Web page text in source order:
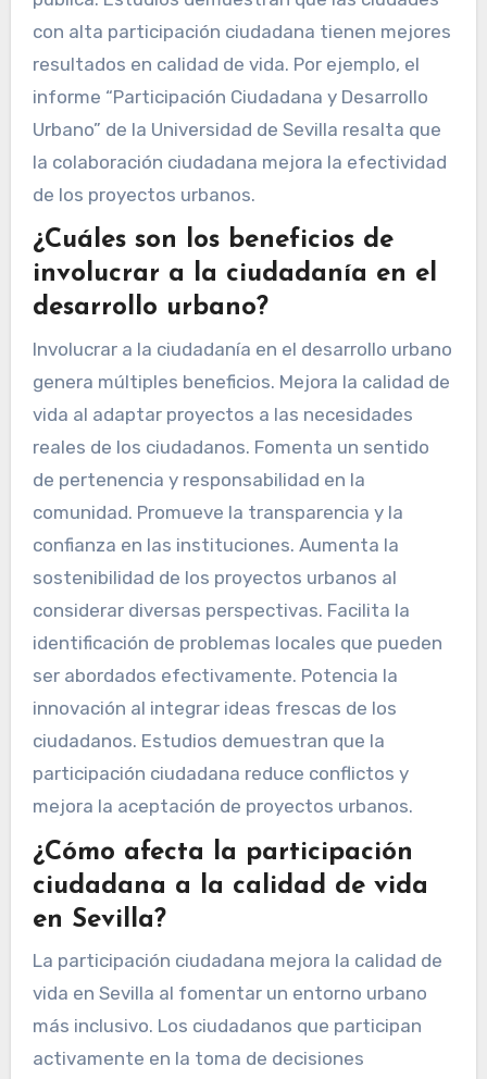
con alta participación ciudadana tienen mejores
resultados en calidad de vida. Por ejemplo, el
informe “Participación Ciudadana y Desarrollo
Urbano” de la Universidad de Sevilla resalta que
la colaboración ciudadana mejora la efectividad
de los proyectos urbanos.
¿Cuáles son los beneficios de
involucrar a la ciudadanía en el
desarrollo urbano?
Involucrar a la ciudadanía en el desarrollo urbano
genera múltiples beneficios. Mejora la calidad de
vida al adaptar proyectos a las necesidades
reales de los ciudadanos. Fomenta un sentido
de pertenencia y responsabilidad en la
comunidad. Promueve la transparencia y la
confianza en las instituciones. Aumenta la
sostenibilidad de los proyectos urbanos al
considerar diversas perspectivas. Facilita la
identificación de problemas locales que pueden
ser abordados efectivamente. Potencia la
innovación al integrar ideas frescas de los
ciudadanos. Estudios demuestran que la
participación ciudadana reduce conflictos y
mejora la aceptación de proyectos urbanos.
¿Cómo afecta la participación
ciudadana a la calidad de vida
en Sevilla?
La participación ciudadana mejora la calidad de
vida en Sevilla al fomentar un entorno urbano
más inclusivo. Los ciudadanos que participan
activamente en la toma de decisiones